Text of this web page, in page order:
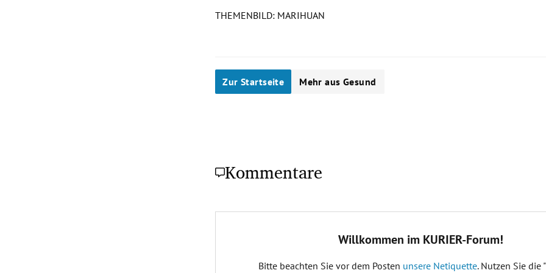
THEMENBILD: MARIHUAN
Zur Startseite Mehr aus Gesund
Kommentare